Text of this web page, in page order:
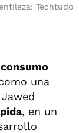
Techtudo
consumo
una
, en un